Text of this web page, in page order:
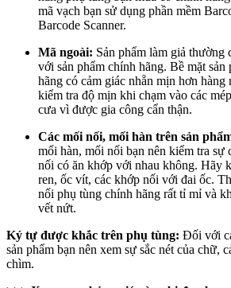
mã vạch bạn sử dụng phần mềm
Barcode Scanner.
Mã ngoài: Sản phẩm làm giả thường
với sản phẩm chính hãng. Bề mặt sản
hãng có cảm giác nhẵn mịn hơn hàng
kiểm tra độ mịn khi chạm vào các
cưa vì được gia công cẩn thận.
Các mối nối, mối hàn trên sản
mối hàn, mối nối bạn nên kiểm tra sự
nối có ăn khớp với nhau không. Hãy
ren, ốc vít, các khớp nối với đai ốc.
nối phụ tùng chính hãng rất tỉ mỉ và
vết nứt.
Ký tự được khắc trên phụ tùng: Đối với
sản phẩm bạn nên xem sự sắc nét của chữ,
chìm.